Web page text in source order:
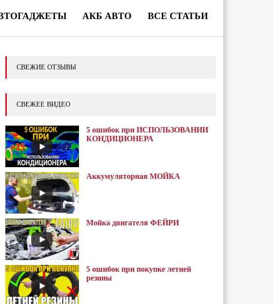
АКБ АВТО ВСЕ СТАТЬИ
СВЕЖИЕ ОТЗЫВЫ
СВЕЖЕЕ ВИДЕО
5 ошибок при ИСПОЛЬЗОВАНИИ
КОНДИЦИОНЕРА
Аккумуляторная МОЙКА
Мойка двигателя ФЕЙРИ
5 ошибок при покупке летней
резины